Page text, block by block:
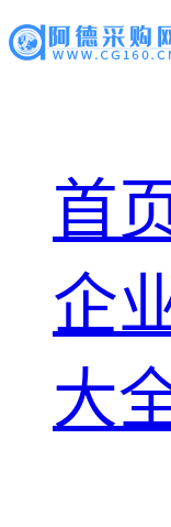
首
企
大